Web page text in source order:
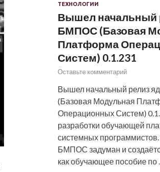
ТЕХНОЛОГИИ
Вышел начальный
БМПОС (Базовая
Платформа
Систем) 0.1.231
Оставьте комментарий
Вышел начальный релиз
(Базовая Модульная
Операционных Систем)
разработки обучающей
системных
БМПОС задуман и
как обучающее пособие по …